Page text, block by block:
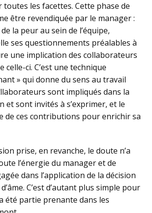
les facettes. Cette phase de
être revendiquée par le manager :
la peur au sein de l’équipe,
ses questionnements préalables à
une implication des collaborateurs
celle-ci. C’est une technique
» qui donne du sens au travail
sont impliqués dans la
et sont invités à s’exprimer, et le
de ces contributions pour enrichir sa
prise, en revanche, le doute n’a
l’énergie du manager et de
dans l’application de la décision
C’est d’autant plus simple pour
a été partie prenante dans les